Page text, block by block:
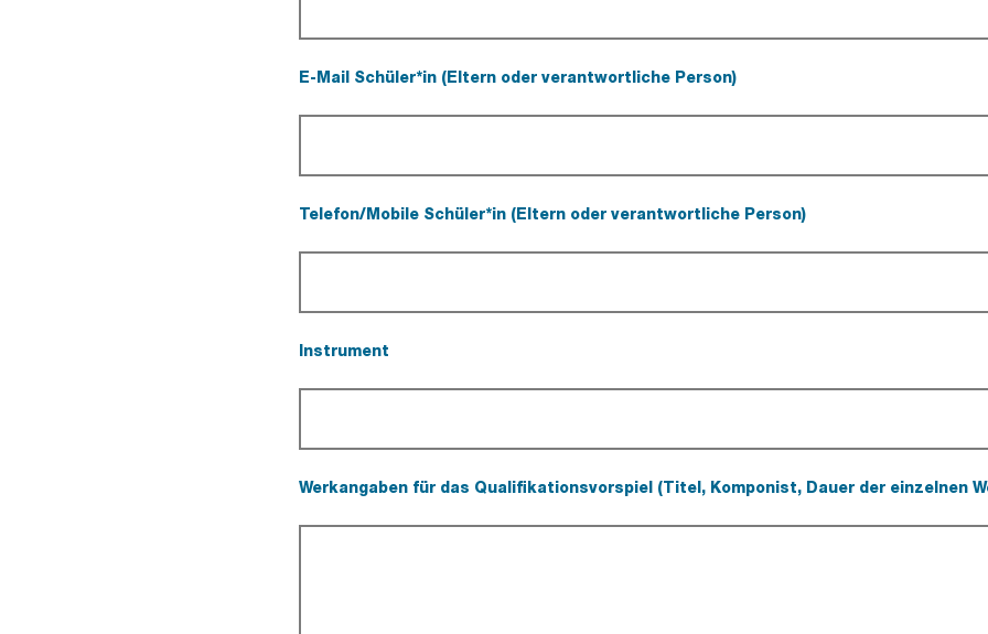
E-Mail Schüler*in (Eltern oder verantwortliche Person)
Telefon/Mobile Schüler*in (Eltern oder verantwortliche Person)
Instrument
Werkangaben für das Qualifikationsvorspiel (Titel, Komponist, Dauer der einzelnen